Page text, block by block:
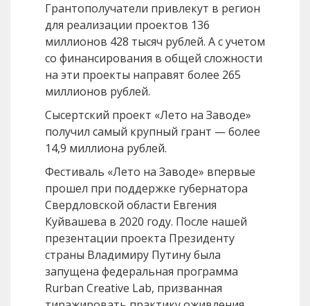
Грантополучатели привлекут в регион
для реализации проектов 136
миллионов 428 тысяч рублей. А с учетом
со финансирования в общей сложности
на эти проекты направят более 265
миллионов рублей.
Сысертский проект «Лето на Заводе»
получил самый крупный грант — более
14,9 миллиона рублей.
Фестиваль «Лето на Заводе» впервые
прошел при поддержке губернатора
Свердловской области Евгения
Куйвашева в 2020 году. После нашей
презентации проекта Президенту
страны Владимиру Путину была
запущена федеральная программа
Rurban Creative Lab, призванная